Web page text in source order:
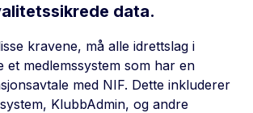
data.
kravene, må alle idrettslag i
et medlemssystem som har en
med NIF. Dette inkluderer
KlubbAdmin, og andre